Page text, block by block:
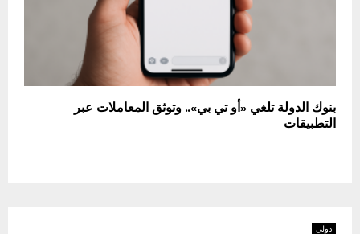
بنوك الدولة تلغي «أو تي بي».. وتوثق المعاملات عبر
التطبيقات
دولي